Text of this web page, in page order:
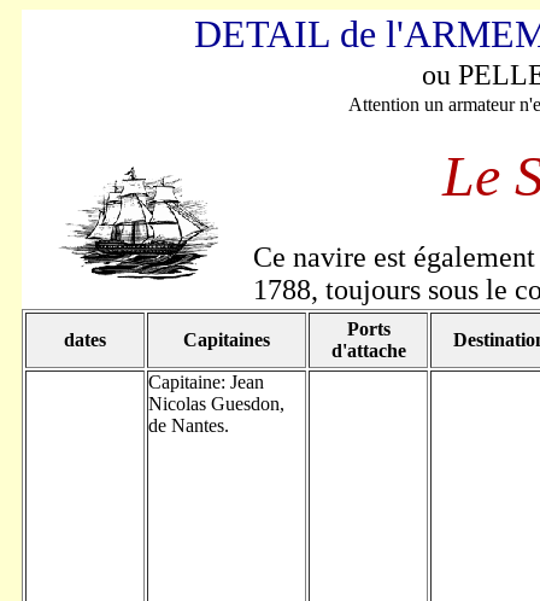
DETAIL de
ou
Attention un armateur
Le
Ce navire est
1788, toujours sous le
dates Capitaines
Ports
d'attache
Capitaine: Jean
Nicolas Guesdon,
de Nantes.